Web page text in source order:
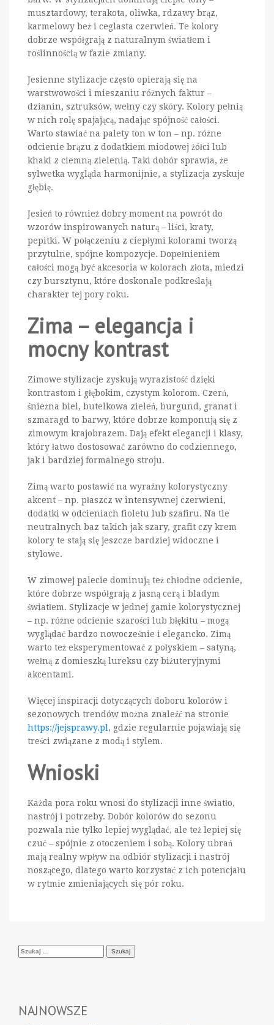
musztardowy, terakota, oliwka, rdzawy brąz,
karmelowy beż i ceglasta czerwień. Te kolory
dobrze współgrają z naturalnym światłem i
roślinnością w fazie zmiany.
Jesienne stylizacje często opierają się na
warstwowości i mieszaniu różnych faktur –
dzianin, sztruksów, wełny czy skóry. Kolory pełnią
w nich rolę spajającą, nadając spójność całości.
Warto stawiać na palety ton w ton – np. różne
odcienie brązu z dodatkiem miodowej żółci lub
khaki z ciemną zielenią. Taki dobór sprawia, że
sylwetka wygląda harmonijnie, a stylizacja zyskuje
głębię.
Jesień to również dobry moment na powrót do
wzorów inspirowanych naturą – liści, kraty,
pepitki. W połączeniu z ciepłymi kolorami tworzą
przytulne, spójne kompozycje. Dopełnieniem
całości mogą być akcesoria w kolorach złota, miedzi
czy bursztynu, które doskonale podkreślają
charakter tej pory roku.
Zima – elegancja i
mocny kontrast
Zimowe stylizacje zyskują wyrazistość dzięki
kontrastom i głębokim, czystym kolorom. Czerń,
śnieżna biel, butelkowa zieleń, burgund, granat i
szmaragd to barwy, które dobrze komponują się z
zimowym krajobrazem. Dają efekt elegancji i klasy,
który łatwo dostosować zarówno do codziennego,
jak i bardziej formalnego stroju.
Zimą warto postawić na wyraźny kolorystyczny
akcent – np. płaszcz w intensywnej czerwieni,
dodatki w odcieniach fioletu lub szafiru. Na tle
neutralnych baz takich jak szary, grafit czy krem
kolory te stają się jeszcze bardziej widoczne i
stylowe.
W zimowej palecie dominują też chłodne odcienie,
które dobrze współgrają z jasną cerą i bladym
światłem. Stylizacje w jednej gamie kolorystycznej
– np. różne odcienie szarości lub błękitu – mogą
wyglądać bardzo nowocześnie i elegancko. Zimą
warto też eksperymentować z połyskiem – satyną,
wełną z domieszką lureksu czy biżuteryjnymi
akcentami.
Więcej inspiracji dotyczących doboru kolorów i
sezonowych trendów można znaleźć na stronie
https://jejsprawy.pl , gdzie regularnie pojawiają się
treści związane z modą i stylem.
Wnioski
Każda pora roku wnosi do stylizacji inne światło,
nastrój i potrzeby. Dobór kolorów do sezonu
pozwala nie tylko lepiej wyglądać, ale też lepiej się
czuć – spójnie z otoczeniem i sobą. Kolory ubrań
mają realny wpływ na odbiór stylizacji i nastrój
noszącego, dlatego warto korzystać z ich potencjału
w rytmie zmieniających się pór roku.
Szukaj:
NAJNOWSZE